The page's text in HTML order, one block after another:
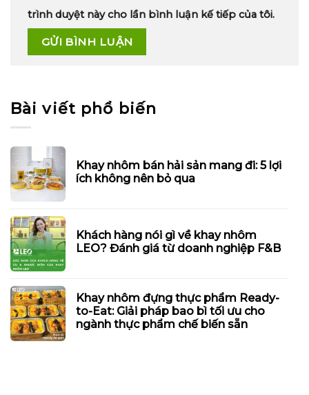
trình duyệt này cho lần bình luận kế tiếp của tôi.
Bài viết phổ biến
Khay nhôm bán hải sản mang đi: 5 lợi
ích không nên bỏ qua
Khách hàng nói gì về khay nhôm
LEO? Đánh giá từ doanh nghiệp F&B
Khay nhôm đựng thực phẩm Ready-
to-Eat: Giải pháp bao bì tối ưu cho
ngành thực phẩm chế biến sẵn